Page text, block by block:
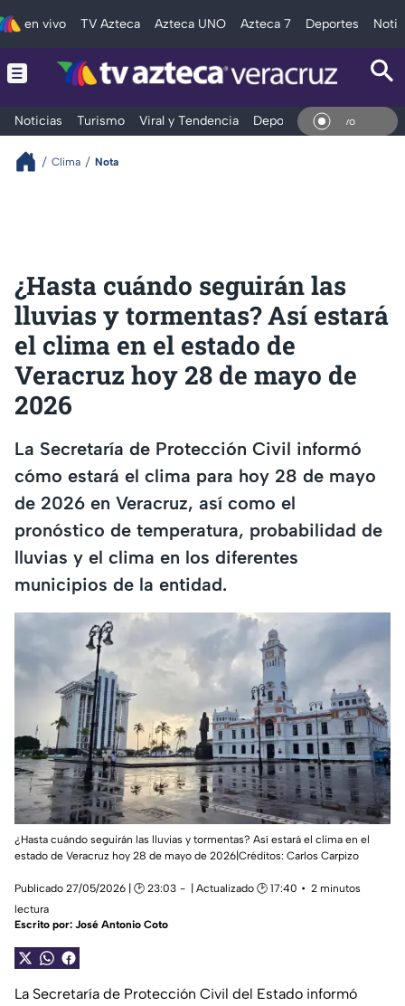
en vivo TV Azteca Azteca UNO Azteca 7 Deportes
Noticias Turismo Viral y Tendencia Deportes Espectáculos
En
Clima Nota
¿Hasta cuándo seguirán las
lluvias y tormentas? Así estará
el clima en el estado de
Veracruz hoy 28 de mayo de
2026
La Secretaría de Protección Civil informó
cómo estará el clima para hoy 28 de mayo
de 2026 en Veracruz, así como el
pronóstico de temperatura, probabilidad de
lluvias y el clima en los diferentes
municipios de la entidad.
¿Hasta cuándo seguirán las lluvias y tormentas? Así estará el clima en el
estado de Veracruz hoy 28 de mayo de 2026|Créditos: Carlos Carpizo
Publicado 27/05/2026 | 🕑 23:03 | Actualizado 🕑 17:40
2 minutos
lectura
Escrito por: José Antonio Coto
La Secretaría de Protección Civil del Estado informó